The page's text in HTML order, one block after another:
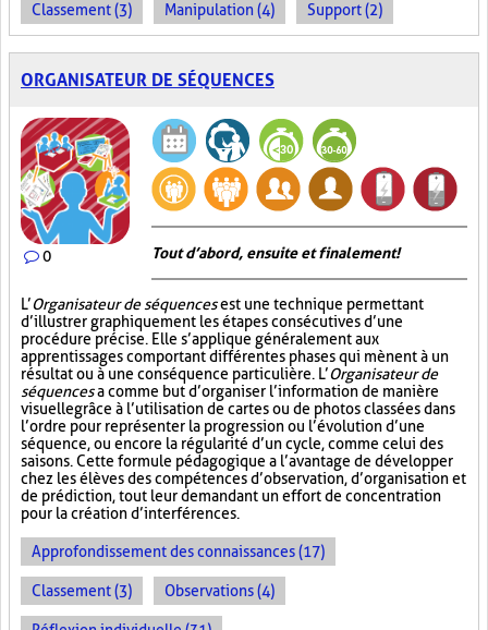
Classement (3) Manipulation (4) Support (2)
ORGANISATEUR DE SÉQUENCES
0 Tout d’abord, ensuite et finalement!
L’Organisateur de séquencesest une technique permettant
d’illustrer graphiquement les étapes consécutives d’une
procédure précise. Elle s’applique généralement aux
apprentissages comportant différentes phases qui mènent à un
résultat ou à une conséquence particulière. L’Organisateur de
séquencesa comme but d’organiser l’information de manière
visuellegrâce à l’utilisation de cartes ou de photos classées dans
l’ordre pour représenter la progression ou l’évolution d’une
séquence, ou encore la régularité d’un cycle, comme celui des
saisons. Cette formule pédagogique a l’avantage de développer
chez les élèves des compétences d’observation, d’organisation et
de prédiction, tout leur demandant un effort de concentration
pour la création d’interférences.
Approfondissement des connaissances (17)
Classement (3) Observations (4)